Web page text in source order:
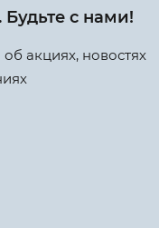
с нами!
акциях, новостях